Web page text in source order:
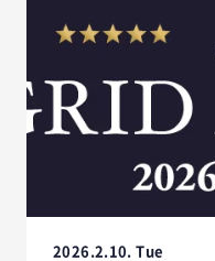
2026.2.10. Tue